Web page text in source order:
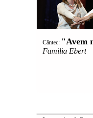
Cântec: "Avem
Familia Ebert